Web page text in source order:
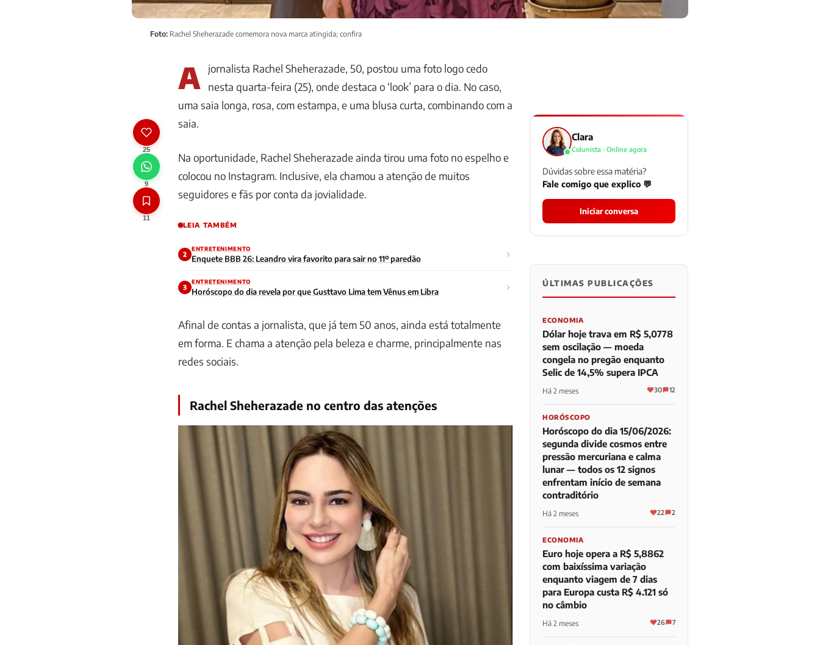
Foto: Rachel Sheherazade comemora nova marca atingida; confira
25
9
11
A jornalista Rachel Sheherazade, 50, postou uma foto logo cedo
nesta quarta-feira (25), onde destaca o ‘look’ para o dia. No caso,
uma saia longa, rosa, com estampa, e uma blusa curta, combinando com a
saia.
Na oportunidade, Rachel Sheherazade ainda tirou uma foto no espelho e
colocou no Instagram. Inclusive, ela chamou a atenção de muitos
seguidores e fãs por conta da jovialidade.
LEIA TAMBÉM
2
ENTRETENIMENTO
Enquete BBB 26: Leandro vira favorito para sair no 11º paredão
3
ENTRETENIMENTO
Horóscopo do dia revela por que Gusttavo Lima tem Vênus em Libra
Afinal de contas a jornalista, que já tem 50 anos, ainda está totalmente
em forma. E chama a atenção pela beleza e charme, principalmente nas
redes sociais.
Rachel Sheherazade no centro das atenções
Clara
Colunista · Online agora
Dúvidas sobre essa matéria?
Fale comigo que explico 💬
Iniciar conversa
0 0 0
ÚLTIMAS PUBLICAÇÕES
ECONOMIA
Dólar hoje trava em R$ 5,0778
sem oscilação — moeda
congela no pregão enquanto
Selic de 14,5% supera IPCA
Há 2 meses 30 12
HORÓSCOPO
Horóscopo do dia 15/06/2026:
segunda divide cosmos entre
pressão mercuriana e calma
lunar — todos os 12 signos
enfrentam início de semana
contraditório
Há 2 meses 22 2
ECONOMIA
Euro hoje opera a R$ 5,8862
com baixíssima variação
enquanto viagem de 7 dias
para Europa custa R$ 4.121 só
no câmbio
Há 2 meses 26 7